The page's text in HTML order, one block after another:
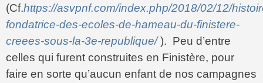
(Cf.https://asvpnf.com/index.php/2018/02/12/
fondatrice-des-ecoles-de-hameau-du-finistere-
creees-sous-la-3e-republique/). Peu d’entre
celles qui furent construites en Finistère, pour
faire en sorte qu’aucun enfant de nos campagnes